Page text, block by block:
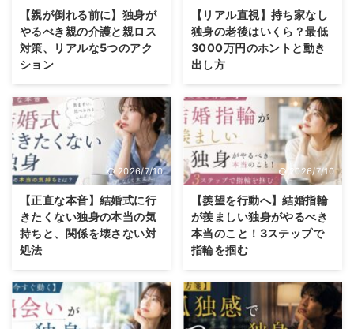
【親が倒れる前に】独身が
やるべき親の介護と親ロス
対策、リアルな5つのアク
ション
【リアル直視】持ち家なし
独身の老後はいくら？最低
3000万円のホントと動き
出し方
2026/7/10
【正直な本音】結婚式に行
きたくない独身の本当の気
持ちと、関係を壊さない対
処法
2026/7/10
【羨望を行動へ】結婚指輪
が羨ましい独身がやるべき
本当のこと！3ステップで
指輪を掴む